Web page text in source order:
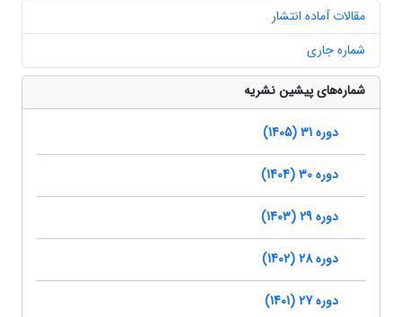
مقالات آماده انتشار
شماره جاری
شماره‌های پیشین نشریه
دوره 31 (1405)
دوره 30 (1404)
دوره 29 (1403)
دوره 28 (1402)
دوره 27 (1401)